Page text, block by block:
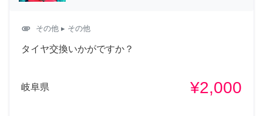
attachment その他 ▸ その他
タイヤ交換いかがですか？
岐阜県 ¥2,000